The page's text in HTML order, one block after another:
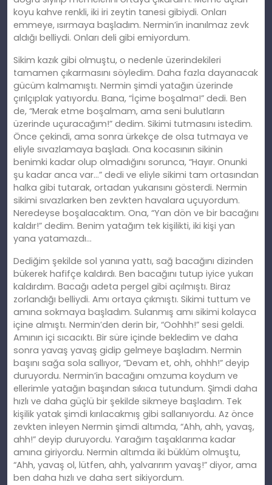
koyu kahve renkli, iki iri zeytin tanesi gibiydi. Onları
emmeye, ısırmaya başladım. Nermin’in inanılmaz zevk
aldığı belliydi. Onları deli gibi emiyordum.
Sikim kazık gibi olmuştu, o nedenle üzerindekileri
tamamen çıkarmasını söyledim. Daha fazla dayanacak
gücüm kalmamıştı. Nermin şimdi yatağın üzerinde
çırılçıplak yatıyordu. Bana, “İçime boşalma!” dedi. Ben
de, “Merak etme boşalmam, ama seni bulutların
üzerinde uçuracağım!” dedim. Sikimi tutmasını istedim.
Önce çekindi, ama sonra ürkekçe de olsa tutmaya ve
eliyle sıvazlamaya başladı. Ona kocasının sikinin
benimki kadar olup olmadığını sorunca, “Hayır. Onunki
şu kadar anca var…” dedi ve eliyle sikimi tam ortasından
halka gibi tutarak, ortadan yukarısını gösterdi. Nermin
sikimi sıvazlarken ben zevkten havalara uçuyordum.
Neredeyse boşalacaktım. Ona, “Yan dön ve bir bacağını
kaldır!” dedim. Benim yatağım tek kişilikti, iki kişi yan
yana yatamazdı…
Dediğim şekilde sol yanına yattı, sağ bacağını dizinden
bükerek hafifçe kaldırdı. Ben bacağını tutup iyice yukarı
kaldırdım. Bacağı adeta pergel gibi açılmıştı. Biraz
zorlandığı belliydi. Amı ortaya çıkmıştı. Sikimi tuttum ve
amına sokmaya başladım. Sulanmış amı sikimi kolayca
içine almıştı. Nermin’den derin bir, “Oohhh!” sesi geldi.
Amının içi sıcacıktı. Bir süre içinde bekledim ve daha
sonra yavaş yavaş gidip gelmeye başladım. Nermin
başını sağa sola sallıyor, “Devam et, ohh, ohhh!” deyip
duruyordu. Nermin’in bacağını omzuma koydum ve
ellerimle yatağın başından sıkıca tutundum. Şimdi daha
hızlı ve daha güçlü bir şekilde sikmeye başladım. Tek
kişilik yatak şimdi kırılacakmış gibi sallanıyordu. Az önce
zevkten inleyen Nermin şimdi altımda, “Ahh, ahh, yavaş,
ahh!” deyip duruyordu. Yarağım taşaklarıma kadar
amına giriyordu. Nermin altımda iki büklüm olmuştu,
“Ahh, yavaş ol, lütfen, ahh, yalvarırım yavaş!” diyor, ama
ben daha hızlı ve daha sert sikiyordum.